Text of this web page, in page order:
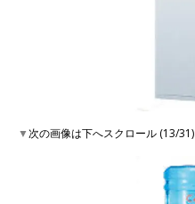
▼次の画像は下へスクロール (13/31)